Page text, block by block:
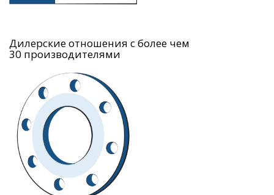
Дилерские отношения с более чем
30 производителями